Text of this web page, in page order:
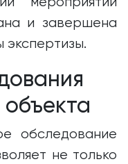
и завершена
экспертизы.
обследование
не только